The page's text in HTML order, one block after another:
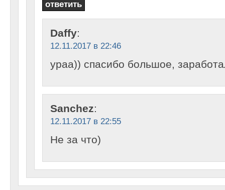
ответить
Daffy:
12.11.2017 в 22:46
ураа)) спасибо большое,
Sanchez:
12.11.2017 в 22:55
Не за что)